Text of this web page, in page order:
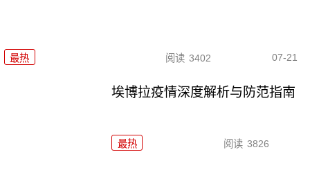
最热 阅读 3402 07-21
埃博拉疫情深度解析与防范指南
最热 阅读 3826